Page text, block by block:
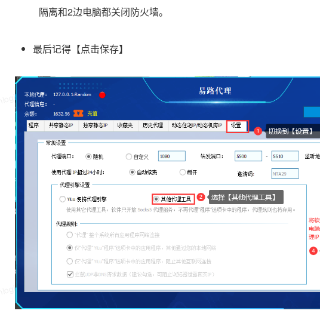
隔离和2边电脑都关闭防火墙。
最后记得【点击保存】
vmlogin.cc vmlogin.cc vmlogin.cc vmlogin.cc
vmlogin.cc vmlogin.cc vmlogin.cc vmlogin.cc